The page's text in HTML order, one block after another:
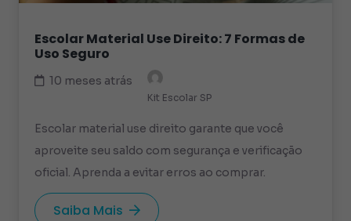
Escolar Material Use Direito: 7 Formas de
Uso Seguro
10 meses atrás
Kit Escolar SP
Escolar material use direito garante que você
aproveite seu saldo com segurança e verificação
oficial. Aprenda a evitar erros ao comprar.
Saiba Mais